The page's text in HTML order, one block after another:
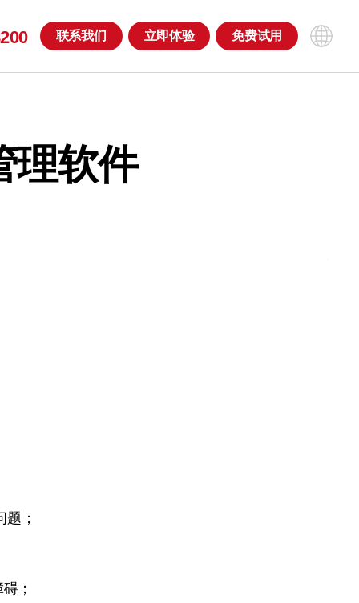
联系我们 立即体验 免费试用
理软件
；
；